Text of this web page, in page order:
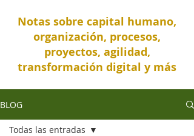
Notas sobre capital humano,
organización, procesos,
proyectos, agilidad,
transformación digital y más
BLOG
Todas las entradas